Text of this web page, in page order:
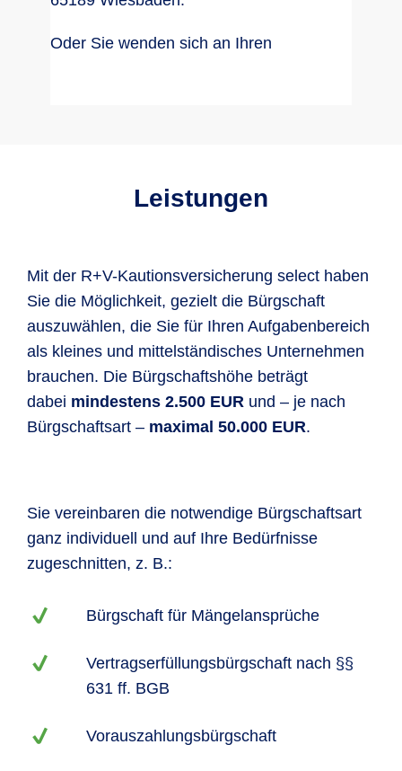
Oder Sie wenden sich an Ihren
Leistungen
Mit der R+V-Kautionsversicherung select haben
Sie die Möglichkeit, gezielt die Bürgschaft
auszuwählen, die Sie für Ihren Aufgabenbereich
als kleines und mittelständisches Unternehmen
brauchen. Die Bürgschaftshöhe beträgt
dabei mindestens 2.500 EUR und – je nach
Bürgschaftsart – maximal 50.000 EUR.
Sie vereinbaren die notwendige Bürgschaftsart
ganz individuell und auf Ihre Bedürfnisse
zugeschnitten, z. B.:
Bürgschaft für Mängelansprüche
Vertragserfüllungsbürgschaft nach §§
631 ff. BGB
Vorauszahlungsbürgschaft